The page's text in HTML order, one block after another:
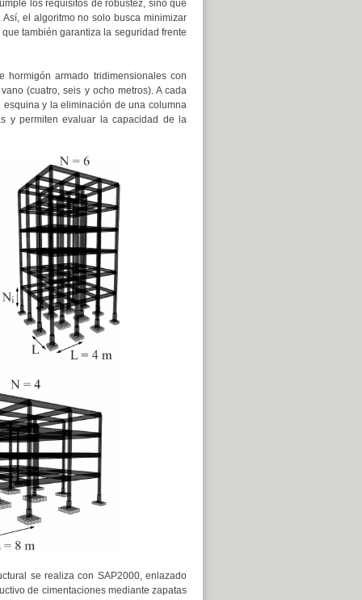
los requisitos de robustez, sino que
el algoritmo no solo busca minimizar
también garantiza la seguridad frente
armado tridimensionales con
(cuatro, seis y ocho metros). A cada
y la eliminación de una columna
y permiten evaluar la capacidad de la
se realiza con SAP2000, enlazado
de cimentaciones mediante zapatas